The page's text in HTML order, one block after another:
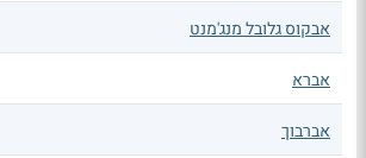
אבקוס גלובל מנג'מנט
אברא
אברבוך